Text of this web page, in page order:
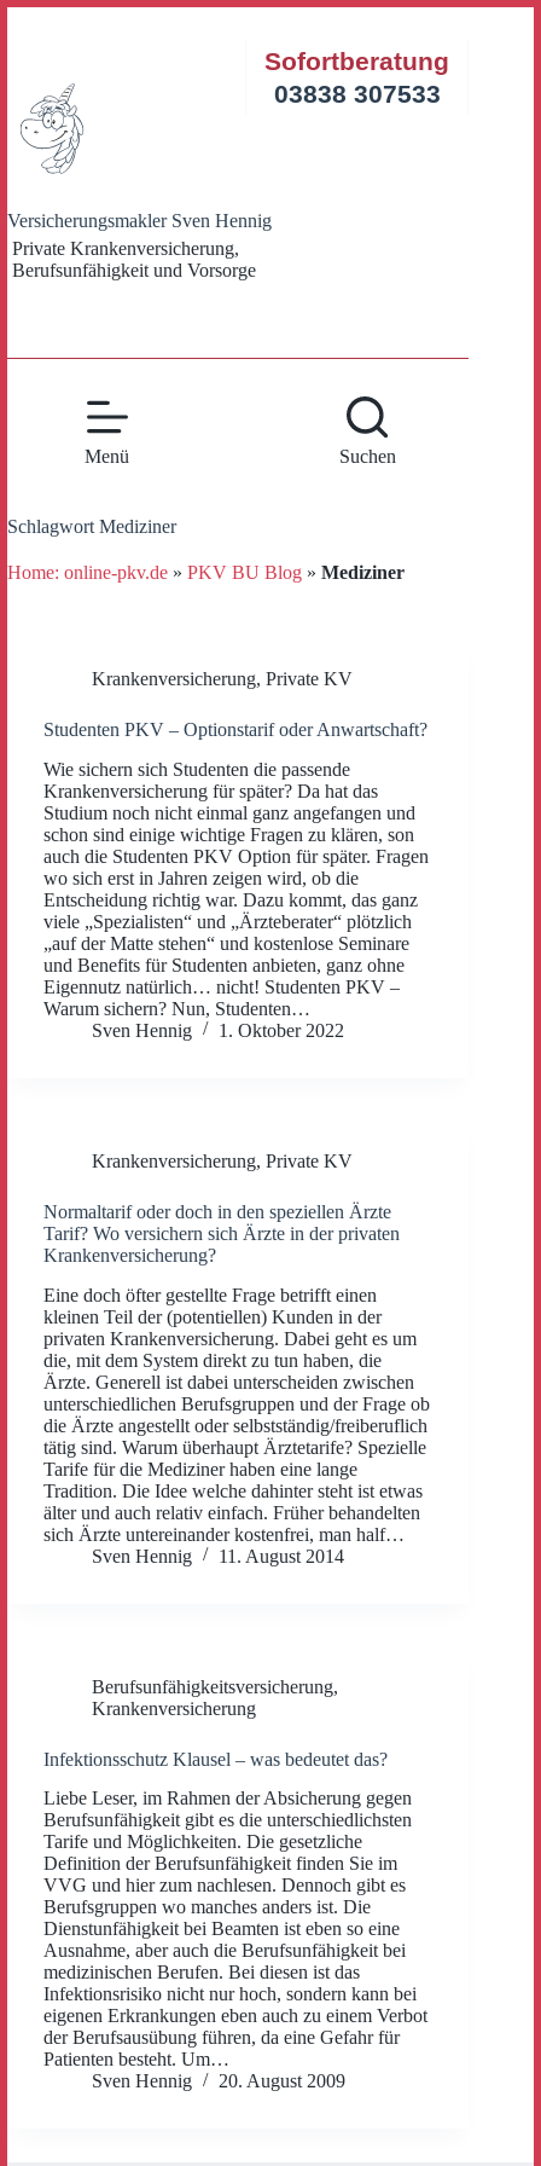
Versicherungsmakler Sven Hennig
Private Krankenversicherung,
Berufsunfähigkeit und Vorsorge
Sofortberatung
03838 307533
Menü Suchen
Schlagwort Mediziner
Home: online-pkv.de » PKV BU Blog » Mediziner
Krankenversicherung, Private KV
Studenten PKV – Optionstarif oder Anwartschaft?
Wie sichern sich Studenten die passende
Krankenversicherung für später? Da hat das
Studium noch nicht einmal ganz angefangen und
schon sind einige wichtige Fragen zu klären, son
auch die Studenten PKV Option für später. Fragen
wo sich erst in Jahren zeigen wird, ob die
Entscheidung richtig war. Dazu kommt, das ganz
viele „Spezialisten“ und „Ärzteberater“ plötzlich
„auf der Matte stehen“ und kostenlose Seminare
und Benefits für Studenten anbieten, ganz ohne
Eigennutz natürlich… nicht! Studenten PKV –
Warum sichern? Nun, Studenten…
Sven Hennig
1. Oktober 2022
Krankenversicherung, Private KV
Normaltarif oder doch in den speziellen Ärzte
Tarif? Wo versichern sich Ärzte in der privaten
Krankenversicherung?
Eine doch öfter gestellte Frage betrifft einen
kleinen Teil der (potentiellen) Kunden in der
privaten Krankenversicherung. Dabei geht es um
die, mit dem System direkt zu tun haben, die
Ärzte. Generell ist dabei unterscheiden zwischen
unterschiedlichen Berufsgruppen und der Frage ob
die Ärzte angestellt oder selbstständig/freiberuflich
tätig sind. Warum überhaupt Ärztetarife? Spezielle
Tarife für die Mediziner haben eine lange
Tradition. Die Idee welche dahinter steht ist etwas
älter und auch relativ einfach. Früher behandelten
sich Ärzte untereinander kostenfrei, man half…
Sven Hennig
11. August 2014
Berufsunfähigkeitsversicherung,
Krankenversicherung
Infektionsschutz Klausel – was bedeutet das?
Liebe Leser, im Rahmen der Absicherung gegen
Berufsunfähigkeit gibt es die unterschiedlichsten
Tarife und Möglichkeiten. Die gesetzliche
Definition der Berufsunfähigkeit finden Sie im
VVG und hier zum nachlesen. Dennoch gibt es
Berufsgruppen wo manches anders ist. Die
Dienstunfähigkeit bei Beamten ist eben so eine
Ausnahme, aber auch die Berufsunfähigkeit bei
medizinischen Berufen. Bei diesen ist das
Infektionsrisiko nicht nur hoch, sondern kann bei
eigenen Erkrankungen eben auch zu einem Verbot
der Berufsausübung führen, da eine Gefahr für
Patienten besteht. Um…
Sven Hennig
20. August 2009